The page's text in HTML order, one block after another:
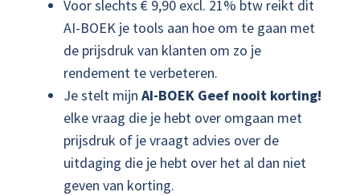
Voor slechts € 9,90 excl. 21% btw reikt dit
AI-BOEK je tools aan hoe om te gaan met
de prijsdruk van klanten om zo je
rendement te verbeteren.
Je stelt mijn AI-BOEK Geef nooit korting!
elke vraag die je hebt over omgaan met
prijsdruk of je vraagt advies over de
uitdaging die je hebt over het al dan niet
geven van korting.